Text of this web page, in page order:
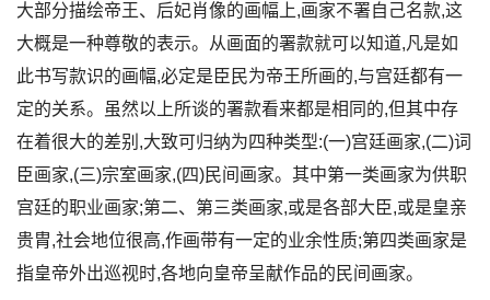
大部分描绘帝王、后妃肖像的画幅上,画家不署自己名款,这
大概是一种尊敬的表示。从画面的署款就可以知道,凡是如
此书写款识的画幅,必定是臣民为帝王所画的,与宫廷都有一
定的关系。虽然以上所谈的署款看来都是相同的,但其中存
在着很大的差别,大致可归纳为四种类型:(一)宫廷画家,(二)词
臣画家,(三)宗室画家,(四)民间画家。其中第一类画家为供职
宫廷的职业画家;第二、第三类画家,或是各部大臣,或是皇亲
贵胄,社会地位很高,作画带有一定的业余性质;第四类画家是
指皇帝外出巡视时,各地向皇帝呈献作品的民间画家。